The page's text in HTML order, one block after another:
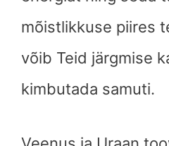
mõistlikkuse piires
võib Teid järgmise
kimbutada samuti.